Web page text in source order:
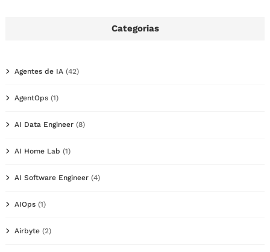
Categorias
Agentes de IA (42)
AgentOps (1)
AI Data Engineer (8)
AI Home Lab (1)
AI Software Engineer (4)
AIOps (1)
Airbyte (2)